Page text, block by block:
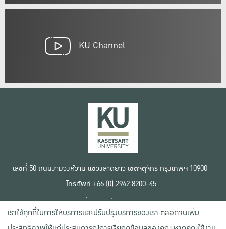
KU Channel
เลขที่ 50 ถนนงามวงศ์วาน แขวงลาดยาว เขตจตุจักร กรุงเทพฯ 10900
โทรศัพท์ +66 (0) 2942 8200-45
เงื่อนไขการใช้งานเว็บไซต์
ข้อตกลงด้านสิทธิ์ใช้งาน
นโยบายความเป็นส่วนตัว
เราใช้คุกกี้ในการให้บริการและปรับปรุงบริการของเรา ตลอดจนเพิ่ม